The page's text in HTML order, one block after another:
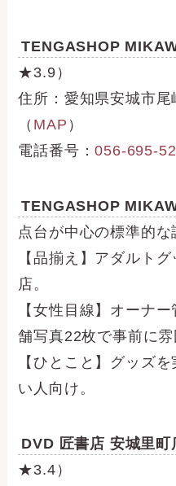
TENGASHOP
★3.9）
住所：愛知県安城市尾
（ MAP ）
電話番号：056-695-
TENGASHOP
点台が中心の標準的な
【品揃え】アダルト
店。
【女性目線】オーナ
舗写真22枚で事前に雰
【ひとこと】グッズ
い人向け。
DVD 匠書店 安城里町
★3.4）